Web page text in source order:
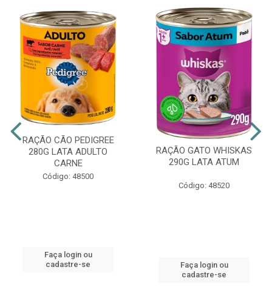
RAÇÃO CÃO PEDIGREE
280G LATA ADULTO
CARNE
Código: 48500
Faça login ou
cadastre-se
RAÇÃO GATO WHISKAS
290G LATA ATUM
Código: 48520
Faça login ou
cadastre-se